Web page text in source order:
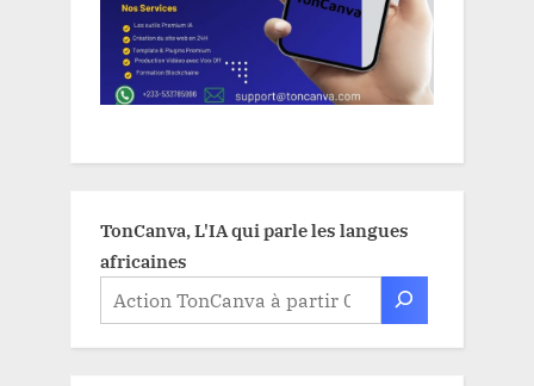
TonCanva, L'IA qui parle les langues
africaines